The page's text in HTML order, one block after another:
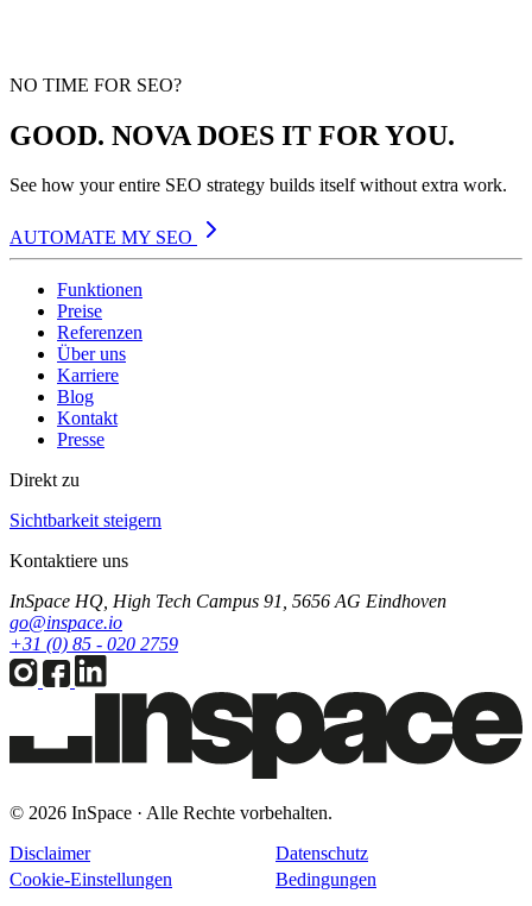
NO TIME FOR SEO?
GOOD. NOVA DOES IT FOR YOU.
See how your entire SEO strategy builds itself without extra work.
AUTOMATE MY SEO
Funktionen
Preise
Referenzen
Über uns
Karriere
Blog
Kontakt
Presse
Direkt zu
Sichtbarkeit steigern
Kontaktiere uns
InSpace HQ, High Tech Campus 91, 5656 AG Eindhoven
go@inspace.io
+31 (0) 85 - 020 2759
© 2026 InSpace · Alle Rechte vorbehalten.
Disclaimer
Datenschutz
Cookie-Einstellungen
Bedingungen